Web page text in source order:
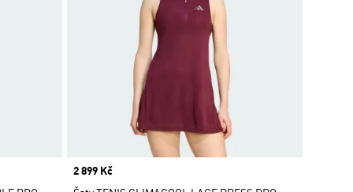
Price
2 899 Kč